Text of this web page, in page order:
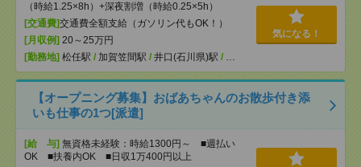
（時給1.25×8h）+深夜割増（時給0.25×5h）
[交通費]交通費全額支給（ガソリン代もOK！）
[月収例] 20～25万円
[勤務地] 松任駅 / 加賀笠間駅 / 井口(石川県)駅 / …
気になる！
【オープニング募集】おばあちゃんのお散歩付き添
いも仕事の1つ[派遣]
[給 与] 無資格未経験：時給1300円～ ■週払い
OK ■扶養内OK ■日収1万400円以上